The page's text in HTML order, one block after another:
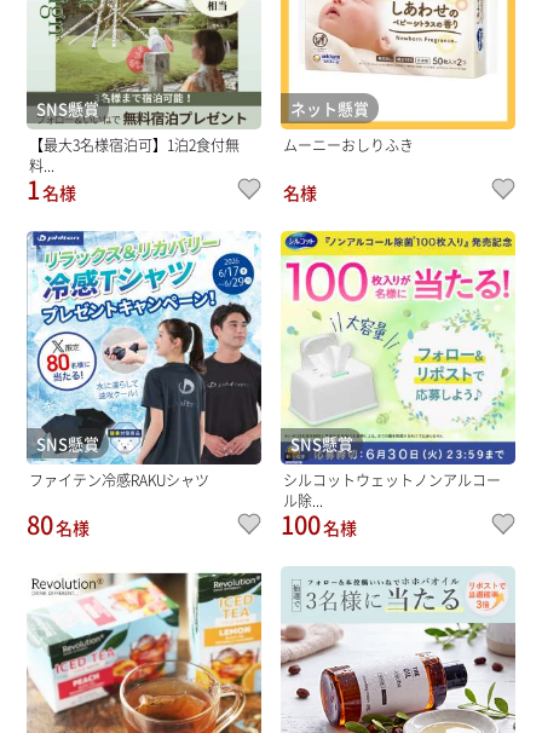
SNS懸賞
【最大3名様宿泊可】1泊2食付無
料...
1名様
ネット懸賞
ムーニーおしりふき
名様
SNS懸賞
ファイテン冷感RAKUシャツ
80名様
SNS懸賞
シルコットウェットノンアルコー
ル除...
100名様